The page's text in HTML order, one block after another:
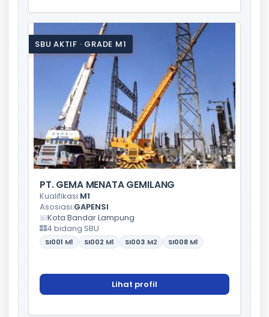
SBU AKTIF · GRADE M1
PT. GEMA MENATA GEMILANG
Kualifikasi:M1
Asosiasi:GAPENSI
Kota Bandar Lampung
4 bidang SBU
SI001 M1 SI002 M1 SI003 M2 SI008 M1
Lihat profil